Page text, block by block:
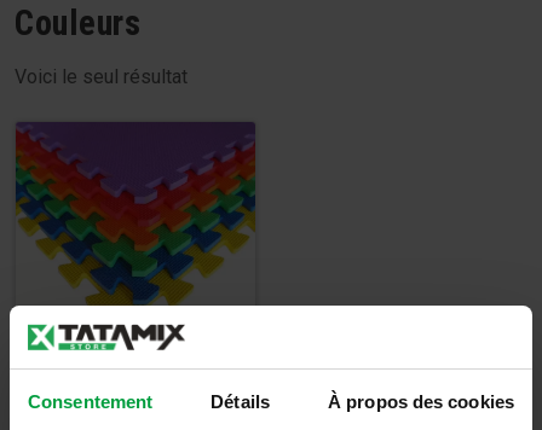
Consentement Détails À propos des cookies
Couleurs
Voici le seul résultat
Tatami Fitness -